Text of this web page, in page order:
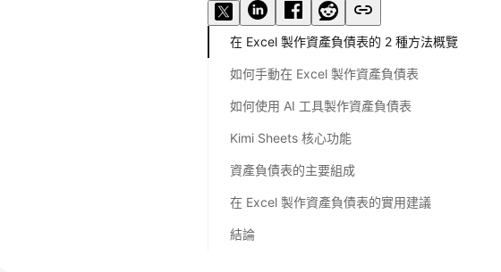
在 Excel 製作資產負債表的 2 種方法概覽
如何手動在 Excel 製作資產負債表
如何使用 AI 工具製作資產負債表
Kimi Sheets 核心功能
資產負債表的主要組成
在 Excel 製作資產負債表的實用建議
結論